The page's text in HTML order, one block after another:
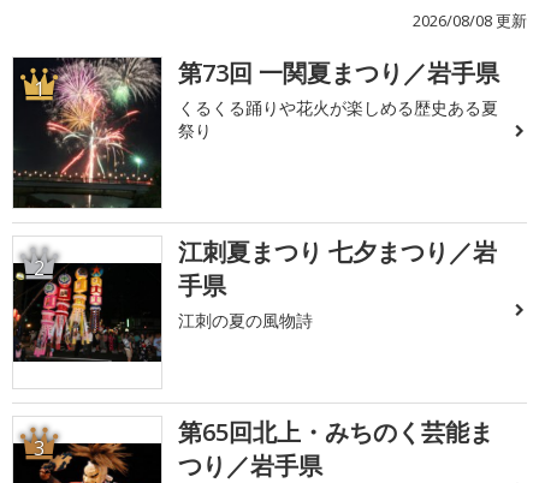
2026/08/08 更新
1 第73回 一関夏まつり／岩手県
くるくる踊りや花火が楽しめる歴史ある夏
祭り
2
江刺夏まつり 七夕まつり／岩
手県
江刺の夏の風物詩
3
第65回北上・みちのく芸能ま
つり／岩手県